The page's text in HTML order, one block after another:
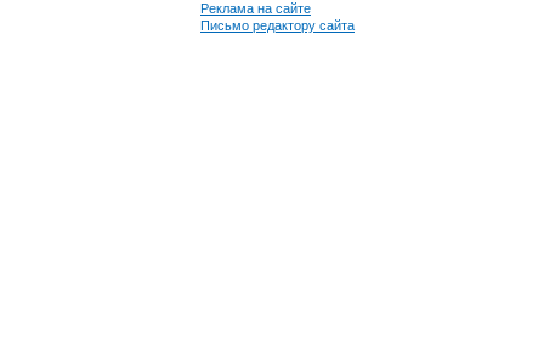
Реклама на сайте
Письмо редактору сайта